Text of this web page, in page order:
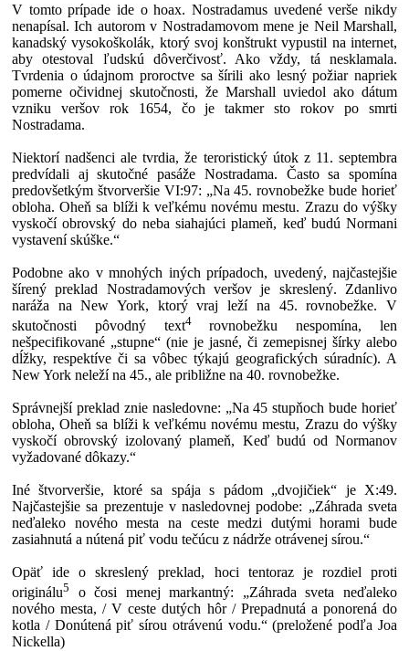
V tomto prípade ide o hoax. Nostradamus uvedené verše nikdy
nenapísal. Ich autorom v Nostradamovom mene je Neil Marshall,
kanadský vysokoškolák, ktorý svoj konštrukt vypustil na internet,
aby otestoval ľudskú dôverčivosť. Ako vždy, tá nesklamala.
Tvrdenia o údajnom proroctve sa šírili ako lesný požiar napriek
pomerne očividnej skutočnosti, že Marshall uviedol ako dátum
vzniku veršov rok 1654, čo je takmer sto rokov po smrti
Nostradama.
Niektorí nadšenci ale tvrdia, že teroristický útok z 11. septembra
predvídali aj skutočné pasáže Nostradama. Často sa spomína
predovšetkým štvorveršie VI:97: „Na 45. rovnobežke bude horieť
obloha. Oheň sa blíži k veľkému novému mestu. Zrazu do výšky
vyskočí obrovský do neba siahajúci plameň, keď budú Normani
vystavení skúške.“
Podobne ako v mnohých iných prípadoch, uvedený, najčastejšie
šírený preklad Nostradamových veršov je skreslený. Zdanlivo
naráža na New York, ktorý vraj leží na 45. rovnobežke. V
skutočnosti pôvodný text4rovnobežku nespomína, len
nešpecifikované „stupne“ (nie je jasné, či zemepisnej šírky alebo
dĺžky, respektíve či sa vôbec týkajú geografických súradníc). A
New York neleží na 45., ale približne na 40. rovnobežke.
Správnejší preklad znie nasledovne: „Na 45 stupňoch bude horieť
obloha, Oheň sa blíži k veľkému novému mestu, Zrazu do výšky
vyskočí obrovský izolovaný plameň, Keď budú od Normanov
vyžadované dôkazy.“
Iné štvorveršie, ktoré sa spája s pádom „dvojičiek“ je X:49.
Najčastejšie sa prezentuje v nasledovnej podobe: „Záhrada sveta
neďaleko nového mesta na ceste medzi dutými horami bude
zasiahnutá a nútená piť vodu tečúcu z nádrže otrávenej sírou.“
Opäť ide o skreslený preklad, hoci tentoraz je rozdiel proti
originálu5
o čosi menej markantný: „Záhrada sveta neďaleko
nového mesta, / V ceste dutých hôr / Prepadnutá a ponorená do
kotla / Donútená piť sírou otrávenú vodu.“ (preložené podľa Joa
Nickella)